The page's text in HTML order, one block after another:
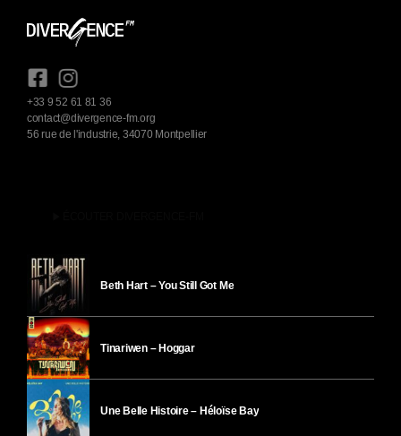
+33 9 52 61 81 36
contact@divergence-fm.org
56 rue de l'industrie, 34070 Montpellier
Beth Hart – You Still Got Me
Tinariwen – Hoggar
Une Belle Histoire – Héloïse Bay